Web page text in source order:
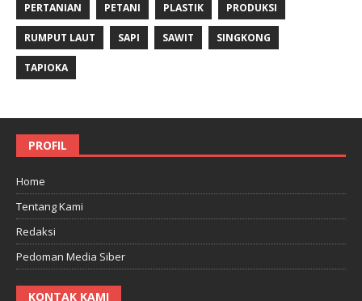
PERTANIAN PETANI PLASTIK PRODUKSI
RUMPUT LAUT SAPI SAWIT SINGKONG
TAPIOKA
PROFIL
Home
Tentang Kami
Redaksi
Pedoman Media Siber
KONTAK KAMI